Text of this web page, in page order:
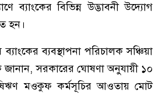
ব্যাংকের বিভিন্ন উদ্ভাবনী উদ্যোগ
হন।
ব্যবস্থাপনা পরিচালক সঞ্চিয়া
জানান, সরকারের ঘোষণা অনুযায়ী ১০
মওকুফ কর্মসূচির আওতায় মোট